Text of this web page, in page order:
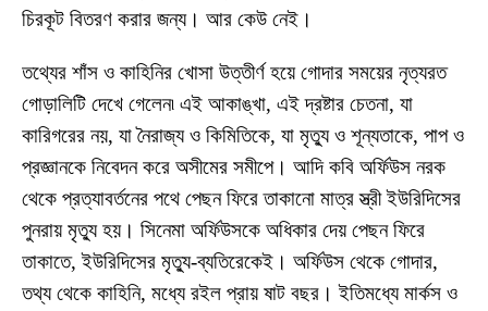
চিরকূট বিতরণ করার জন্য। আর কেউ নেই।
তথ্যের শাঁস ও কাহিনির খোসা উত্তীর্ণ হয়ে গোদার সময়ের নৃত্যরত
গোড়ালিটি দেখে গেলেন৷ এই আকাঙ্খা, এই দ্রষ্টার চেতনা, যা
কারিগরের নয়, যা নৈরাজ্য ও কিমিতিকে, যা মৃত্যু ও শূন্যতাকে, পাপ ও
প্রজ্ঞানকে নিবেদন করে অসীমের সমীপে। আদি কবি অর্ফিউস নরক
থেকে প্রত্যাবর্তনের পথে পেছন ফিরে তাকানো মাত্র স্ত্রী ইউরিদিসের
পুনরায় মৃত্যু হয়। সিনেমা অর্ফিউসকে অধিকার দেয় পেছন ফিরে
তাকাতে, ইউরিদিসের মৃত্যু-ব্যতিরেকেই। অর্ফিউস থেকে গোদার,
তথ্য থেকে কাহিনি, মধ্যে রইল প্রায় ষাট বছর। ইতিমধ্যে মার্কস ও